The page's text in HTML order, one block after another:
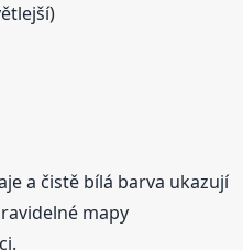
a čistě bílá barva ukazují
mapy